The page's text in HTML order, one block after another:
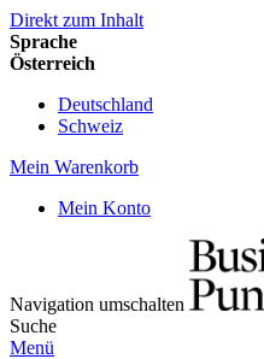
Direkt zum Inhalt
Sprache
Österreich
Deutschland
Schweiz
Mein Warenkorb
Mein Konto
Navigation umschalten
Suche
Menü